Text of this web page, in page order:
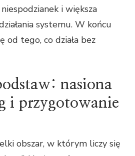
i większa
systemu. W końcu
od tego, co działa bez
nasiona
i przygotowanie
obszar, w którym liczy się